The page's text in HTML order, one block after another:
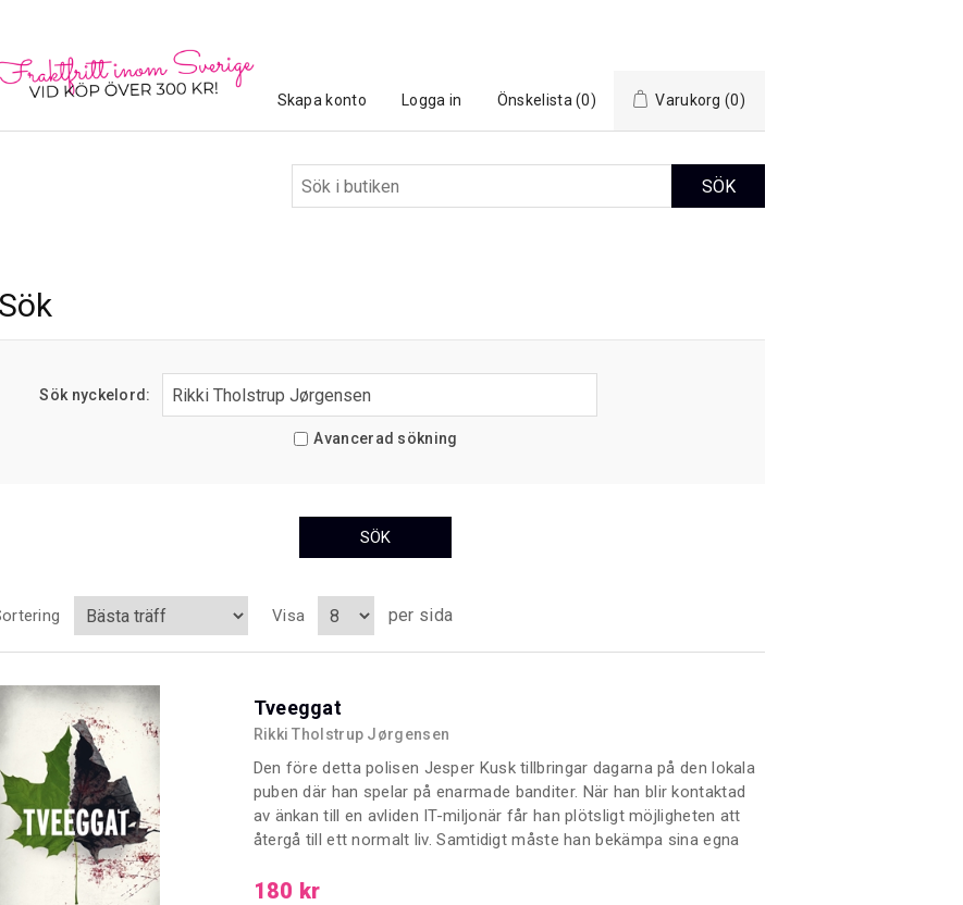
Skapa konto Logga in Önskelista (0) Varukorg (0)
Sök
Sök nyckelord:
Avancerad sökning
Visa per sida
Tveeggat
Rikki Tholstrup Jørgensen
Den före detta polisen Jesper Kusk tillbringar dagarna på den lokala
puben där han spelar på enarmade banditer. När han blir kontaktad
av änkan till en avliden IT-miljonär får han plötsligt möjligheten att
återgå till ett normalt liv. Samtidigt måste han bekämpa sina egna
en väg han svor att han aldrig skulle beträda igen.
180 kr